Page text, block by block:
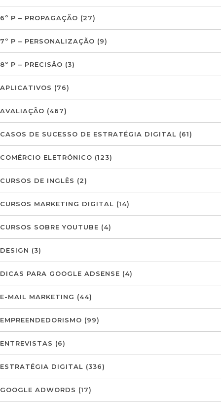
6º P – PROPAGAÇÃO (27)
7º P – PERSONALIZAÇÃO (9)
8º P – PRECISÃO (3)
APLICATIVOS (76)
AVALIAÇÃO (467)
CASOS DE SUCESSO DE ESTRATÉGIA DIGITAL (61)
COMÉRCIO ELETRÓNICO (123)
CURSOS DE INGLÊS (2)
CURSOS MARKETING DIGITAL (14)
CURSOS SOBRE YOUTUBE (4)
DESIGN (3)
DICAS PARA GOOGLE ADSENSE (4)
E-MAIL MARKETING (44)
EMPREENDEDORISMO (99)
ENTREVISTAS (6)
ESTRATÉGIA DIGITAL (336)
GOOGLE ADWORDS (17)